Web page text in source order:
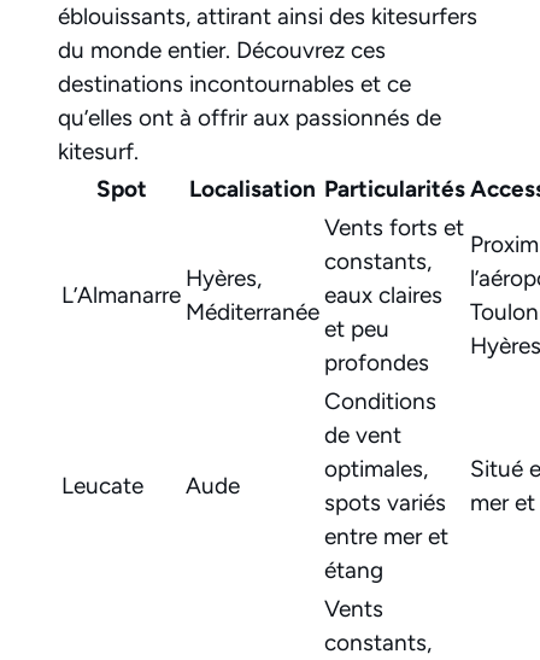
éblouissants, attirant ainsi des kitesurfers
du monde entier. Découvrez ces
destinations incontournables et ce
qu’elles ont à offrir aux passionnés de
kitesurf.
Spot
Localisation Particularités
L’Almanarre
Hyères,
Méditerranée
Vents forts et
constants,
eaux claires
et peu
profondes
Hyères
Leucate Aude
Conditions
de vent
optimales,
spots variés
entre mer et
étang
Situé
mer
Vents
constants,